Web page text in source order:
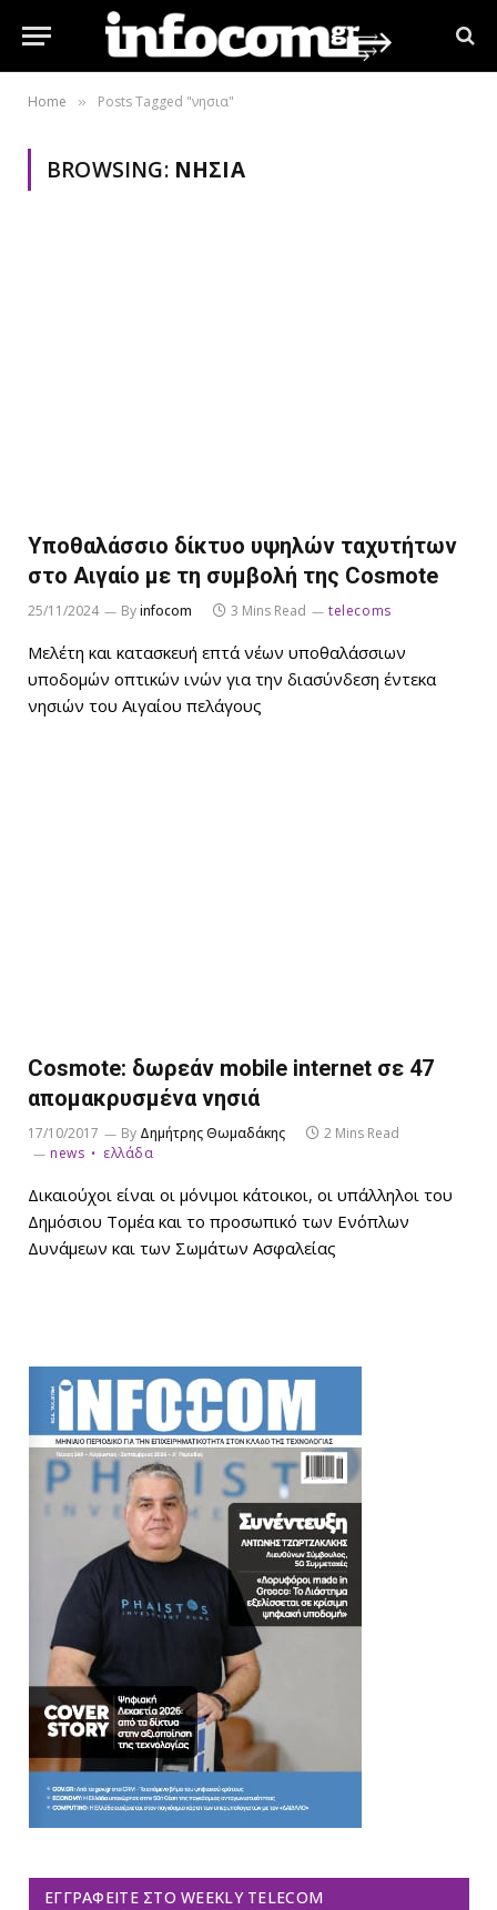
Home » Posts Tagged "νησια"
BROWSING: ΝΗΣΙΑ
Υποθαλάσσιο δίκτυο υψηλών ταχυτήτων
στο Αιγαίο με τη συμβολή της Cosmote
25/11/2024 Byinfocom 3 Mins Read telecoms
Μελέτη και κατασκευή επτά νέων υποθαλάσσιων
υποδομών οπτικών ινών για την διασύνδεση έντεκα
νησιών του Αιγαίου πελάγους
Cosmote: δωρεάν mobile internet σε 47
απομακρυσμένα νησιά
17/10/2017 By Δημήτρης Θωμαδάκης
2 Mins Read
news
ελλάδα
Δικαιούχοι είναι οι μόνιμοι κάτοικοι, οι υπάλληλοι του
Δημόσιου Τομέα και το προσωπικό των Ενόπλων
Δυνάμεων και των Σωμάτων Ασφαλείας
ΕΓΓΡΑΦΕΊΤΕ ΣΤΟ WEEKLY TELECOM